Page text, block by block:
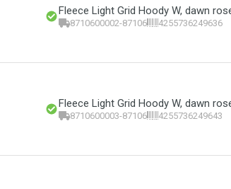
Fleece Light Grid Hoody W, dawn
8710600002-87106 4255736249636
Fleece Light Grid Hoody W, dawn
8710600003-87106 4255736249643